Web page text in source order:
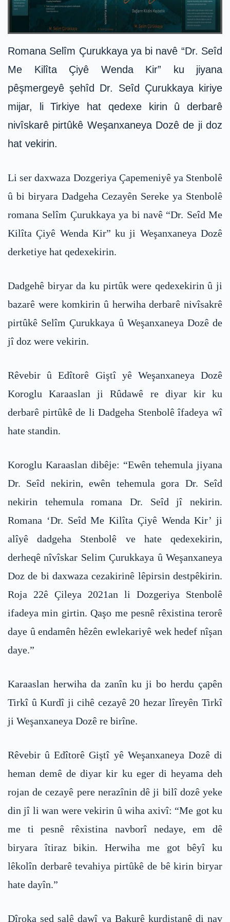
Romana Selîm Çurukkaya ya bi navê “Dr. Seîd
Me Kilîta Çiyê Wenda Kir” ku jiyana
pêşmergeyê şehîd Dr. Seîd Çurukkaya kiriye
mijar, li Tirkiye hat qedexe kirin û derbarê
nivîskarê pirtûkê Weşanxaneya Dozê de ji doz
hat vekirin.
Li ser daxwaza Dozgeriya Çapemeniyê ya Stenbolê
û bi biryara Dadgeha Cezayên Sereke ya Stenbolê
romana Selîm Çurukkaya ya bi navê “Dr. Seîd Me
Kilîta Çiyê Wenda Kir” ku ji Weşanxaneya Dozê
derketiye hat qedexekirin.
Dadgehê biryar da ku pirtûk were qedexekirin û ji
bazarê were komkirin û herwiha derbarê nivîsakrê
pirtûkê Selîm Çurukkaya û Weşanxaneya Dozê de
jî doz were vekirin.
Rêvebir û Edîtorê Giştî yê Weşanxaneya Dozê
Koroglu Karaaslan ji Rûdawê re diyar kir ku
derbarê pirtûkê de li Dadgeha Stenbolê îfadeya wî
hate standin.
Koroglu Karaaslan dibêje: “Ewên tehemula jiyana
Dr. Seîd nekirin, ewên tehemula gora Dr. Seîd
nekirin tehemula romana Dr. Seîd jî nekirin.
Romana ‘Dr. Seîd Me Kilîta Çiyê Wenda Kir’ ji
alîyê dadgeha Stenbolê ve hate qedexekirin,
derheqê nîvîskar Selim Çurukkaya û Weşanxaneya
Doz de bi daxwaza cezakirinê lêpirsin destpêkirin.
Roja 22ê Çileya 2021an li Dozgeriya Stenbolê
ifadeya min girtin. Qaşo me pesnê rêxistina terorê
daye û endamên hêzên ewlekariyê wek hedef nîşan
daye.”
Karaaslan herwiha da zanîn ku ji bo herdu çapên
Tirkî û Kurdî ji cihê cezayê 20 hezar lîreyên Tirkî
ji Weşanxaneya Dozê re birîne.
Rêvebir û Edîtorê Giştî yê Weşanxaneya Dozê di
heman demê de diyar kir ku eger di heyama deh
rojan de cezayê pere nerazînin dê ji bilî dozê yeke
din jî li wan were vekirin û wiha axivî: “Me got ku
me ti pesnê rêxistina navborî nedaye, em dê
biryara îtiraz bikin. Herwiha me got bêyî ku
lêkolîn derbarê tevahiya pirtûkê de bê kirin biryar
hate dayîn.”
Dîroka sed salê dawî ya Bakurê kurdistanê di nav